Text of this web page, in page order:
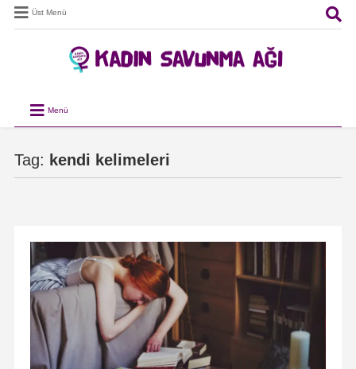
Üst Menü
Menü
Tag: kendi kelimeleri